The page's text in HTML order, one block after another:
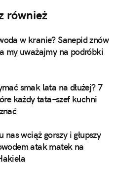
również
w kranie? Sanepid znów
my uważajmy na podróbki
smak lata na dłużej? 7
każdy tata–szef kuchni
nas wciąż gorszy i głupszy
atak matek na